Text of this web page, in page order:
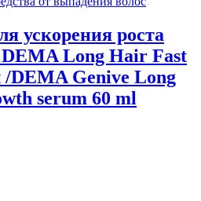
ускорения роста
DEMA Long Hair Fast
DEMA Genive Long
serum 60 ml